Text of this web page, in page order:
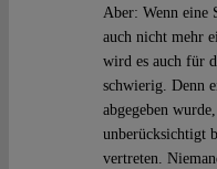
Aber: Wenn eine
auch nicht mehr
wird es auch für
schwierig. Denn
abgegeben
unberücksichtigt
vertreten.